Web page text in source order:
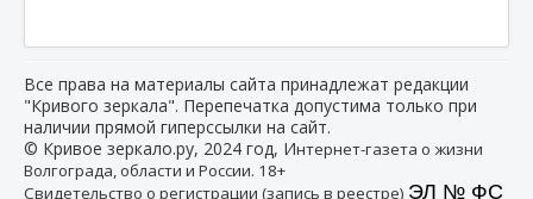
Все права на материалы сайта принадлежат редакции
"Кривого зеркала". Перепечатка допустима только при
наличии прямой гиперссылки на сайт.
© Кривое зеркало.ру, 2024 год, Интернет-газета о жизни
Волгограда, области и России. 18+
Свидетельство о регистрации (запись в реестре) ЭЛ № ФС